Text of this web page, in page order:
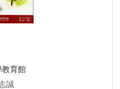
教育館
誠